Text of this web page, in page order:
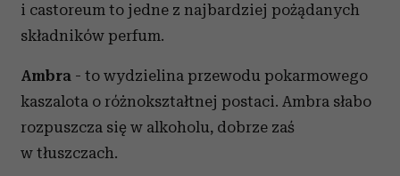
i castoreum to jedne z najbardziej pożądanych
składników perfum.
Ambra - to wydzielina przewodu pokarmowego
kaszalota o różnokształtnej postaci. Ambra słabo
rozpuszcza się w alkoholu, dobrze zaś
w tłuszczach.